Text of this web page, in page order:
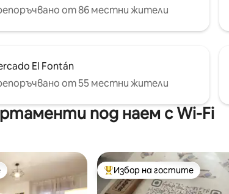
от 86 местни жители
El Fontán
от 55 местни жители
под наем с Wi-Fi
Най-популярен избор на
Избор на гостите